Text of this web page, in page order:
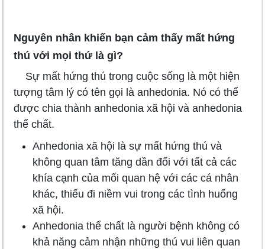
Nguyên nhân khiến bạn cảm thấy mất hứng
thú với mọi thứ là gì?
Sự mất hứng thú trong cuộc sống là một hiện
tượng tâm lý có tên gọi là anhedonia. Nó có thể
được chia thành anhedonia xã hội và anhedonia
thể chất.
Anhedonia xã hội là sự mất hứng thú và
không quan tâm tăng dần đối với tất cả các
khía cạnh của mối quan hệ với các cá nhân
khác, thiếu đi niềm vui trong các tình huống
xã hội.
Anhedonia thể chất là người bệnh không có
khả năng cảm nhận những thú vui liên quan